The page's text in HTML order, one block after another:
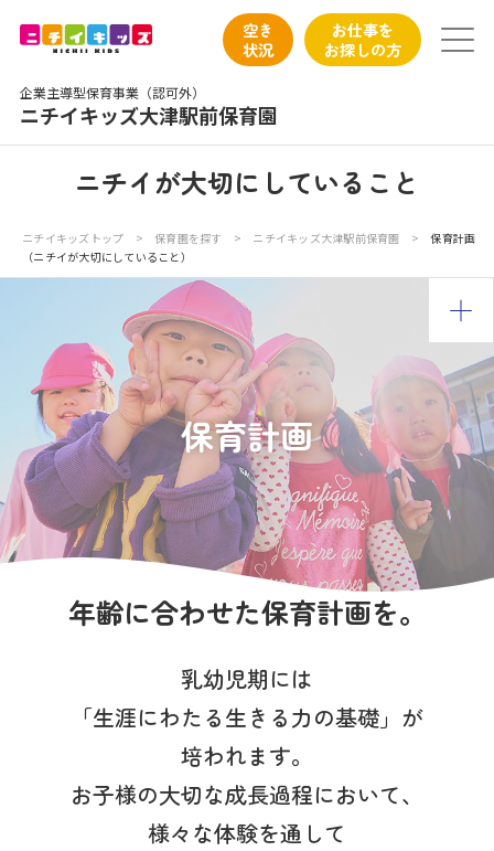
企業主導型保育事業（認可外）
ニチイキッズ大津駅前保育園
空き
状況
お仕事を
お探しの方
ニチイが大切にしていること
お食事
入園の概要
子育てひろばのご紹介
写真販売サービス
お仕事をお探しの方
保育園に関するお問い合わせ
プライバシーポリシー サイトのご利用について
サイトマップ ニチイ学館オフィシャルサイト
ニチイが大切にしていること
ニチイキッズトップ > 保育園を探す > ニチイキッズ大津駅前保育園 >
保育計画
（ニチイが大切にしていること）
保育計画
年齢に合わせた保育計画を。
乳幼児期には
「生涯にわたる生きる力の基礎」が
培われます。
お子様の大切な成長過程において、
様々な体験を通して